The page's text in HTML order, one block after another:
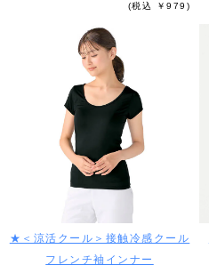
(税込 ￥979)
★＜涼活クール＞接触冷感クール
フレンチ袖インナー